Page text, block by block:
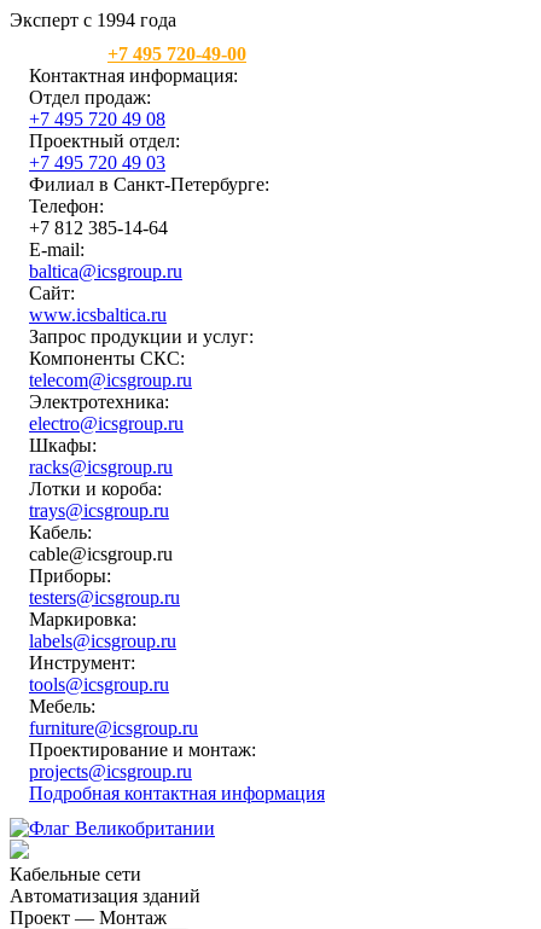
Эксперт с 1994 года
+7 495 720-49-00
Контактная информация:
Отдел продаж:
+7 495 720 49 08
Проектный отдел:
+7 495 720 49 03
Филиал в Санкт-Петербурге:
Телефон:
+7 812 385-14-64
E-mail:
baltica@icsgroup.ru
Сайт:
www.icsbaltica.ru
Запрос продукции и услуг:
Компоненты СКС:
telecom@icsgroup.ru
Электротехника:
electro@icsgroup.ru
Шкафы:
racks@icsgroup.ru
Лотки и короба:
trays@icsgroup.ru
Кабель:
cable@icsgroup.ru
Приборы:
testers@icsgroup.ru
Маркировка:
labels@icsgroup.ru
Инструмент:
tools@icsgroup.ru
Мебель:
furniture@icsgroup.ru
Проектирование и монтаж:
projects@icsgroup.ru
Подробная контактная информация
Кабельные сети
Автоматизация зданий
Проект — Монтаж